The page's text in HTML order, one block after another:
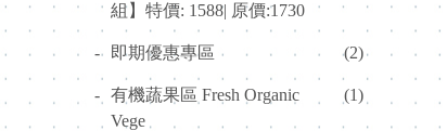
組】特價: 1588| 原價:1730
- 即期優惠專區 (2)
-
有機蔬果區 Fresh Organic
Vege
(1)